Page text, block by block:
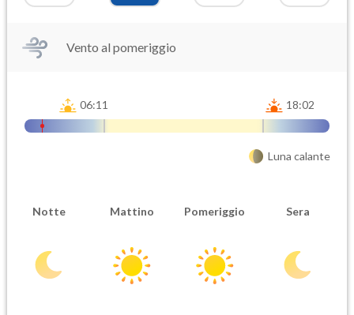
Vento al pomeriggio
06:11 18:02
Luna calante
Notte Mattino Pomeriggio Sera